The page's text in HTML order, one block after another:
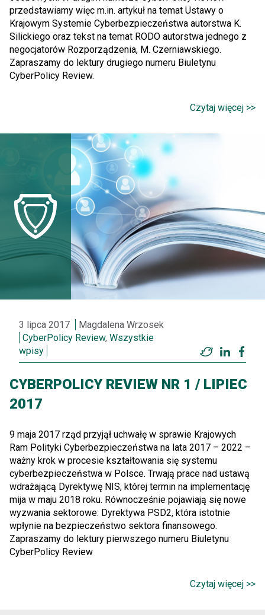
przedstawiamy więc m.in. artykuł na temat Ustawy o
Krajowym Systemie Cyberbezpieczeństwa autorstwa K.
Silickiego oraz tekst na temat RODO autorstwa jednego z
negocjatorów Rozporządzenia, M. Czerniawskiego.
Zapraszamy do lektury drugiego numeru Biuletynu
CyberPolicy Review.
Czytaj więcej >>
3 lipca 2017
Magdalena Wrzosek
CyberPolicy Review, Wszystkie
wpisy
Twitter
CYBERPOLICY REVIEW NR 1 / LIPIEC
2017
9 maja 2017 rząd przyjął uchwałę w sprawie Krajowych
Ram Polityki Cyberbezpieczeństwa na lata 2017 – 2022 –
ważny krok w procesie kształtowania się systemu
cyberbezpieczeństwa w Polsce. Trwają prace nad ustawą
wdrażającą Dyrektywę NIS, której termin na implementację
mija w maju 2018 roku. Równocześnie pojawiają się nowe
wyzwania sektorowe: Dyrektywa PSD2, która istotnie
wpłynie na bezpieczeństwo sektora finansowego.
Zapraszamy do lektury pierwszego numeru Biuletynu
CyberPolicy Review
Czytaj więcej >>